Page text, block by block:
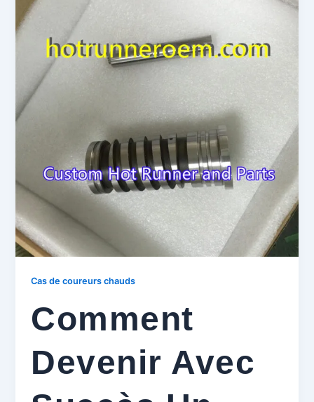
Cas de coureurs chauds
Comment
Devenir Avec